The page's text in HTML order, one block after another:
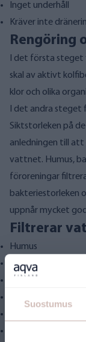
Suostumus
Inget underhåll
Kräver inte
Rengöring
I det första
skal av aktivt
klor och olika
I det andra
Siktstorleken på
anledningen till att
vattnet. Humus,
föroreningar
bakteriestorleken
uppnår mycket
Filtrerar
Humus
Fasta ämnen